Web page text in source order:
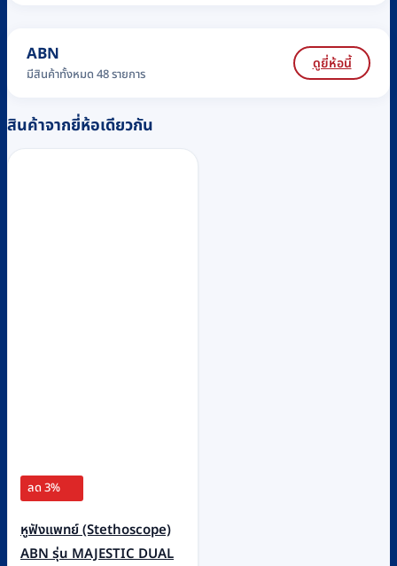
ABN
มีสินค้าทั้งหมด 48 รายการ
ดูยี่ห้อนี้
สินค้าจากยี่ห้อเดียวกัน
ลด 3%
หูฟังแพทย์ (Stethoscope)
ABN รุ่น MAJESTIC DUAL